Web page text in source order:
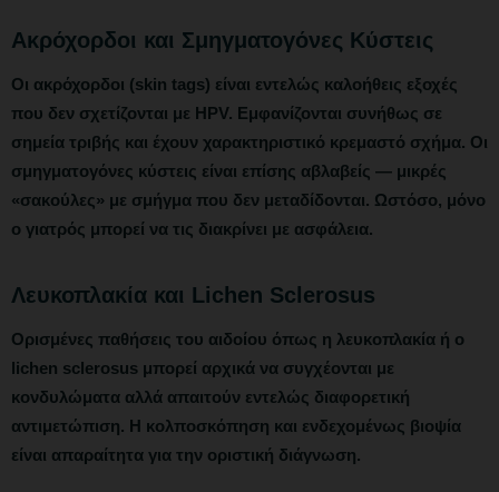
Ακρόχορδοι και Σμηγματογόνες Κύστεις
Οι ακρόχορδοι (skin tags) είναι εντελώς καλοήθεις εξοχές
που δεν σχετίζονται με HPV. Εμφανίζονται συνήθως σε
σημεία τριβής και έχουν χαρακτηριστικό κρεμαστό σχήμα. Οι
σμηγματογόνες κύστεις είναι επίσης αβλαβείς — μικρές
«σακούλες» με σμήγμα που δεν μεταδίδονται. Ωστόσο, μόνο
ο γιατρός μπορεί να τις διακρίνει με ασφάλεια.
Λευκοπλακία και Lichen Sclerosus
Ορισμένες παθήσεις του αιδοίου όπως η λευκοπλακία ή ο
lichen sclerosus μπορεί αρχικά να συγχέονται με
κονδυλώματα αλλά απαιτούν εντελώς διαφορετική
αντιμετώπιση. Η κολποσκόπηση και ενδεχομένως βιοψία
είναι απαραίτητα για την οριστική διάγνωση.